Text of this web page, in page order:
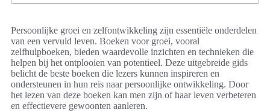
Persoonlijke groei en zelfontwikkeling zijn essentiële onderdelen
van een vervuld leven. Boeken voor groei, vooral
zelfhulpboeken, bieden waardevolle inzichten en technieken die
helpen bij het ontplooien van potentieel. Deze uitgebreide gids
belicht de beste boeken die lezers kunnen inspireren en
ondersteunen in hun reis naar persoonlijke ontwikkeling. Door
het lezen van deze boeken kan men zijn of haar leven verbeteren
en effectievere gewoonten aanleren.